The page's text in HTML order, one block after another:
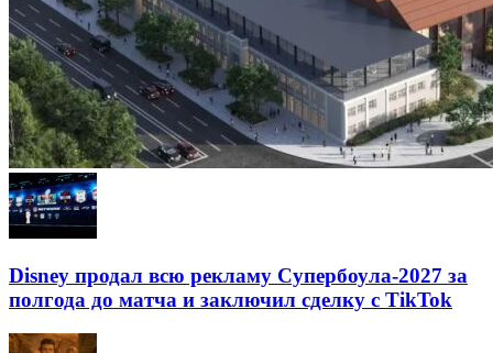
Disney продал всю рекламу Супербоула-2027 за
полгода до матча и заключил сделку с TikTok